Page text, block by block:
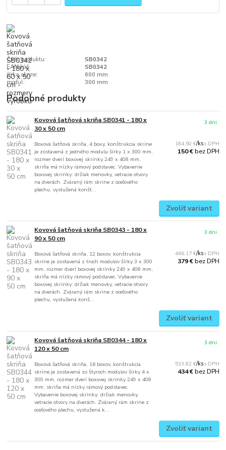
Číslo produktu:
SB0342
EAN kód:
SB0342
šírka skrine:
600 mm
modul:
300 mm
Podobné produkty
Kovová šatňová skriňa SB0341 - 180 x
30 x 50 cm
Boxová šatňová skriňa, 4 boxy, konštrukcia skrine
je zostavená z jedného modulu šírky 1 x 300 mm,
rozmer dverí boxovej skrinky 249 x 408 mm,
skriňa má nízky rámový podstavec. Vybavenie
boxovej skrinky: držiak menovky, vetracie otvory
na dverách. Zváraný rám skrine z oceľového
plechu, vystužená konšt...
184,50 €/ks
150 €bez DPH
3 dni
Zvoliť variant
Kovová šatňová skriňa SB0343 - 180 x
90 x 50 cm
Boxová šatňová skriňa, 12 boxov, konštrukcia
skrine je zostavená z troch modulov šírky 3 x 300
mm, rozmer dverí boxovej skrinky 249 x 408 mm,
skriňa má nízky rámový podstavec. Vybavenie
boxovej skrinky: držiak menovky, vetracie otvory
na dverách. Zváraný rám skrine z oceľového
plechu, vystužená konš...
466,17 €/ks
379 €bez DPH
3 dni
Zvoliť variant
Kovová šatňová skriňa SB0344 - 180 x
120 x 50 cm
Boxová šatňová skriňa, 16 boxov, konštrukcia
skrine je zostavená zo štyroch modulov šírky 4 x
300 mm, rozmer dverí boxovej skrinky 249 x 408
mm, skriňa má nízky rámový podstavec.
Vybavenie boxovej skrinky: držiak menovky,
vetracie otvory na dverách. Zváraný rám skrine z
oceľového plechu, vystužená k...
533,82 €/ks
434 €bez DPH
3 dni
Zvoliť variant